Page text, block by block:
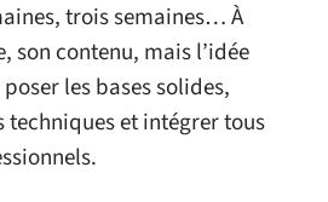
trois semaines… À
son contenu, mais l’idée
les bases solides,
techniques et intégrer tous